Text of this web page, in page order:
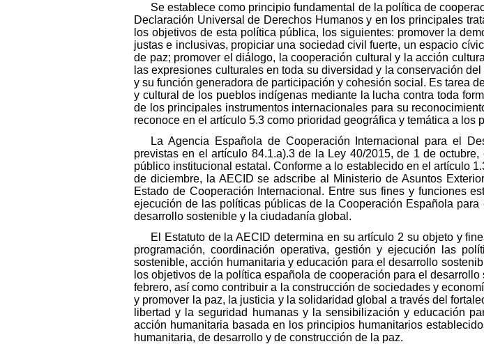
Se establece como principio fundamental de la política de
Declaración Universal de Derechos Humanos y en los principales
los objetivos de esta política pública, los siguientes: promover la
justas e inclusivas, propiciar una sociedad civil fuerte, un espacio
de paz; promover el diálogo, la cooperación cultural y la acción
las expresiones culturales en toda su diversidad y la conservación
y su función generadora de participación y cohesión social. Es tarea
y cultural de los pueblos indígenas mediante la lucha contra toda
de los principales instrumentos internacionales para su
reconoce en el artículo 5.3 como prioridad geográfica y temática a
La Agencia Española de Cooperación Internacional para el
previstas en el artículo 84.1.a).3 de la Ley 40/2015, de 1 de
público institucional estatal. Conforme a lo establecido en el artículo
de diciembre, la AECID se adscribe al Ministerio de Asuntos
Estado de Cooperación Internacional. Entre sus fines y funciones
ejecución de las políticas públicas de la Cooperación Española
desarrollo sostenible y la ciudadanía global.
El Estatuto de la AECID determina en su artículo 2 su objeto y
programación, coordinación operativa, gestión y ejecución las
sostenible, acción humanitaria y educación para el desarrollo
los objetivos de la política española de cooperación para el
febrero, así como contribuir a la construcción de sociedades y
y promover la paz, la justicia y la solidaridad global a través del
libertad y la seguridad humanas y la sensibilización y educación
acción humanitaria basada en los principios humanitarios
humanitaria, de desarrollo y de construcción de la paz.